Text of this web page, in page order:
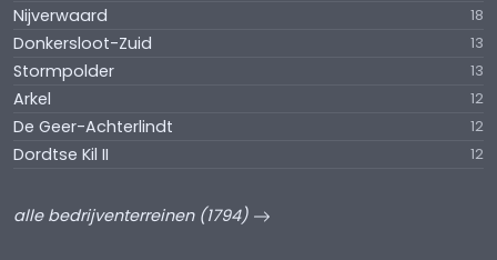
Nijverwaard 18
Donkersloot-Zuid 13
Stormpolder 13
Arkel 12
De Geer-Achterlindt 12
Dordtse Kil II 12
alle bedrijventerreinen (1794)